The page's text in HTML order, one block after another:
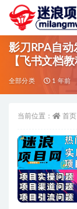
影刀RPA自
【飞书文档教
全部分类 1 年前
当前位置： 首页
全部